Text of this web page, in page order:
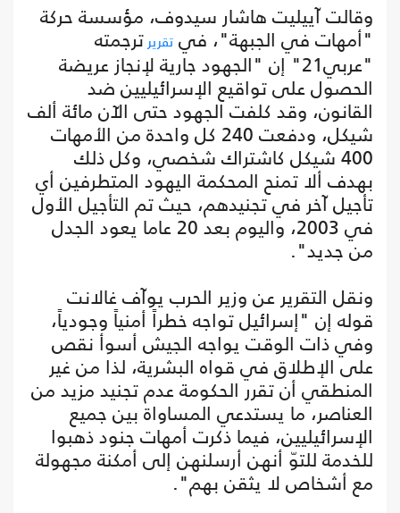
وقالت آييليت هاشار سيدوف، مؤسسة حركة
"أمهات في الجبهة"، في تقرير ترجمته
"عربي21" إن "الجهود جارية لإنجاز عريضة
الحصول على تواقيع الإسرائيليين ضد
القانون، وقد كلفت الجهود حتى الآن مائة ألف
شيكل، ودفعت 240 كل واحدة من الأمهات
400 شيكل كاشتراك شخصي، وكل ذلك
بهدف ألا تمنح المحكمة اليهود المتطرفين أي
تأجيل آخر في تجنيدهم، حيث تم التأجيل الأول
في 2003، واليوم بعد 20 عاما يعود الجدل
من جديد".
ونقل التقرير عن وزير الحرب يوآف غالانت
قوله إن "إسرائيل تواجه خطراً أمنياً وجودياً،
وفي ذات الوقت يواجه الجيش أسوأ نقص
على الإطلاق في قواه البشرية، لذا من غير
المنطقي أن تقرر الحكومة عدم تجنيد مزيد من
العناصر، ما يستدعي المساواة بين جميع
الإسرائيليين، فيما ذكرت أمهات جنود ذهبوا
للخدمة للتوّ أنهن أرسلنهن إلى أمكنة مجهولة
مع أشخاص لا يثقن بهم".